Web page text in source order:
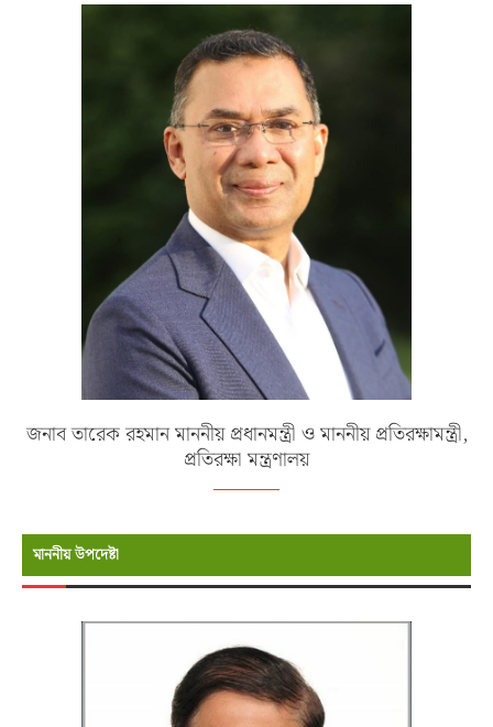
জনাব তারেক রহমান মাননীয় প্রধানমন্ত্রী ও মাননীয় প্রতিরক্ষামন্ত্রী,
প্রতিরক্ষা মন্ত্রণালয়
মাননীয় উপদেষ্টা